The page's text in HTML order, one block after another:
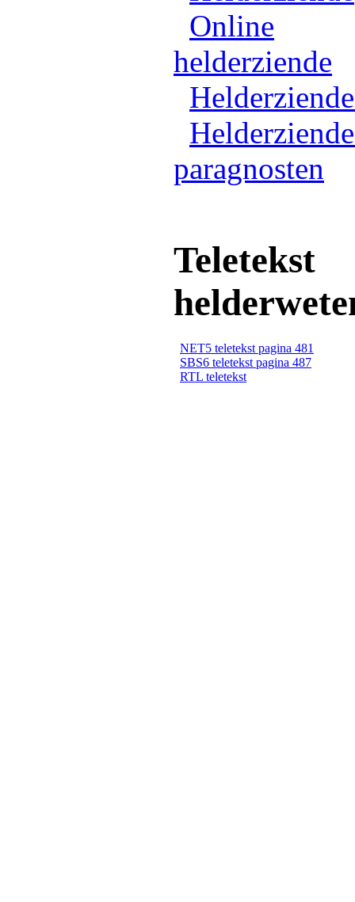
Online
helderziende
paragnosten
Teletekst
NET5 teletekst pagina 481
SBS6 teletekst pagina 487
RTL teletekst